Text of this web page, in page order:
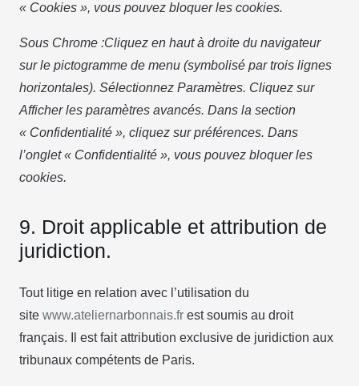
« Cookies », vous pouvez bloquer les cookies.
Sous Chrome :Cliquez en haut à droite du navigateur
sur le pictogramme de menu (symbolisé par trois lignes
horizontales). Sélectionnez Paramètres. Cliquez sur
Afficher les paramètres avancés. Dans la section
« Confidentialité », cliquez sur préférences. Dans
l’onglet « Confidentialité », vous pouvez bloquer les
cookies.
9. Droit applicable et attribution de
juridiction.
Tout litige en relation avec l’utilisation du
site www.ateliernarbonnais.fr est soumis au droit
français. Il est fait attribution exclusive de juridiction aux
tribunaux compétents de Paris.